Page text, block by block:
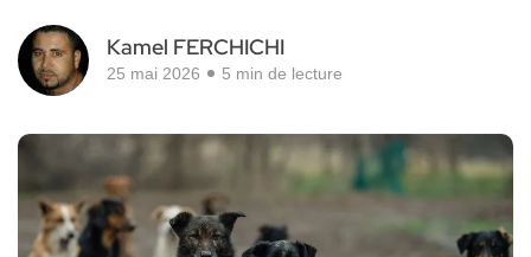
Kamel FERCHICHI
25 mai 2026 5 min de lecture